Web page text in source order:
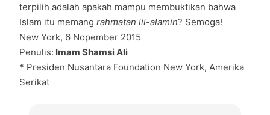
terpilih adalah apakah mampu membuktikan bahwa
Islam itu memang rahmatan lil-alamin? Semoga!
New York, 6 Nopember 2015
Penulis: Imam Shamsi Ali
* Presiden Nusantara Foundation New York, Amerika
Serikat